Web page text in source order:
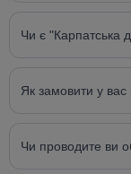
Чи є "Карпатська
Як замовити у вас
Чи проводите ви